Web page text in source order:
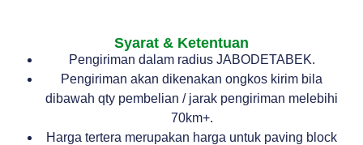
Syarat & Ketentuan
Pengiriman dalam radius JABODETABEK.
Pengiriman akan dikenakan ongkos kirim bila
dibawah qty pembelian / jarak pengiriman melebihi
70km+.
Harga tertera merupakan harga untuk paving block